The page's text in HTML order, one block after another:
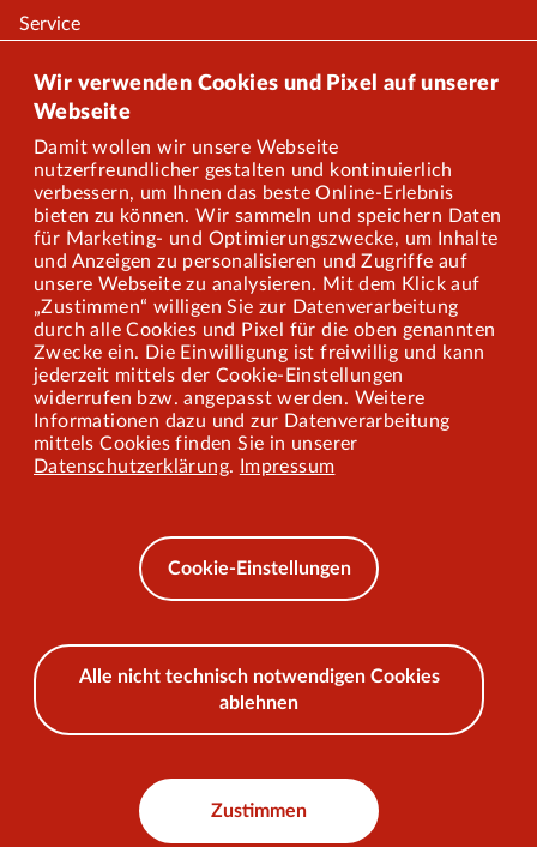
Wir verwenden Cookies und Pixel auf unserer
Webseite
Damit wollen wir unsere Webseite
nutzerfreundlicher gestalten und kontinuierlich
verbessern, um Ihnen das beste Online-Erlebnis
bieten zu können. Wir sammeln und speichern Daten
für Marketing- und Optimierungszwecke, um Inhalte
und Anzeigen zu personalisieren und Zugriffe auf
unsere Webseite zu analysieren. Mit dem Klick auf
„Zustimmen“ willigen Sie zur Datenverarbeitung
durch alle Cookies und Pixel für die oben genannten
Zwecke ein. Die Einwilligung ist freiwillig und kann
jederzeit mittels der Cookie-Einstellungen
widerrufen bzw. angepasst werden. Weitere
Informationen dazu und zur Datenverarbeitung
mittels Cookies finden Sie in unserer
Datenschutzerklärung. Impressum
Cookie-Einstellungen
Alle nicht technisch notwendigen Cookies
ablehnen
Zustimmen
Service
Onlineshop
Über uns
Karriere
Presse
Mitarbeiterportal
Barrierefreiheit
Mobilität lernen